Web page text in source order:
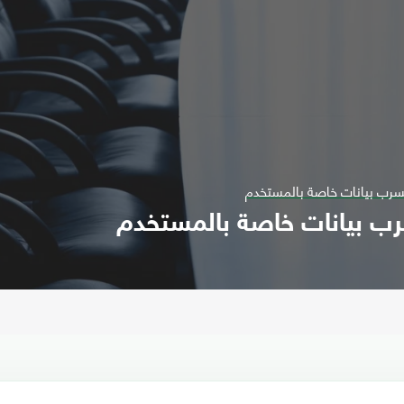
بيانات خاصة بالمستخدم
بيانات خاصة بالمستخدم